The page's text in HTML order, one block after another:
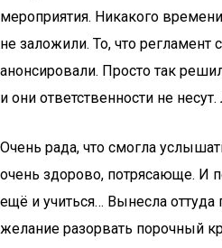
мероприятия. Никакого
не заложили. То, что регламент
анонсировали. Просто так
и они ответственности не
Очень рада, что смогла
очень здорово, потрясающе. И
ещё и учиться… Вынесла оттуда
желание разорвать порочный